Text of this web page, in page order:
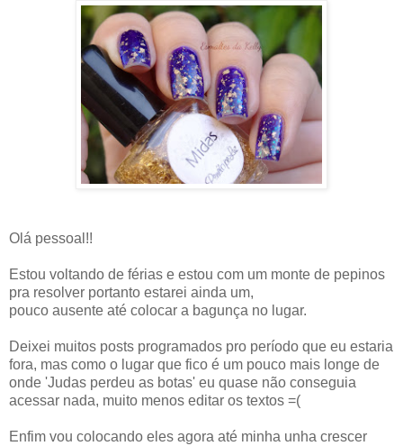
Olá pessoal!!
Estou voltando de férias e estou com um monte de pepinos
pra resolver portanto estarei ainda um,
pouco ausente até colocar a bagunça no lugar.
Deixei muitos posts programados pro período que eu estaria
fora, mas como o lugar que fico é um pouco mais longe de
onde 'Judas perdeu as botas' eu quase não conseguia
acessar nada, muito menos editar os textos =(
Enfim vou colocando eles agora até minha unha crescer